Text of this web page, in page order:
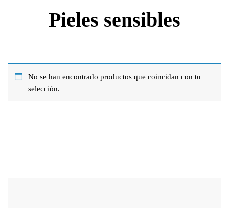
Pieles sensibles
No se han encontrado productos que coincidan con tu
selección.